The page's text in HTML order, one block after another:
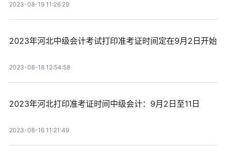
2023-08-19 11:26:29
2023年河北中级会计考试打印准考证时间定在9月2日开始
2023-08-18 12:54:58
2023年河北打印准考证时间中级会计：9月2日至11日
2023-08-16 11:21:49